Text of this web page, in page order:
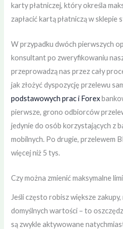
karty płatniczej, który określa
zapłacić kartą płatniczą w sklepie
W przypadku dwóch pierwszych
konsultant po zweryfikowaniu
przeprowadzą nas przez cały
jak złożyć dyspozycję przelewu
podstawowych prac i Forex
pierwsze, grono odbiorców
jedynie do osób korzystających z
mobilnych. Po drugie, przelewem
więcej niż 5 tys.
Czy można zmienić maksymalne
Jeśli często robisz większe
domyślnych wartości – to
są zwykle aktywowane